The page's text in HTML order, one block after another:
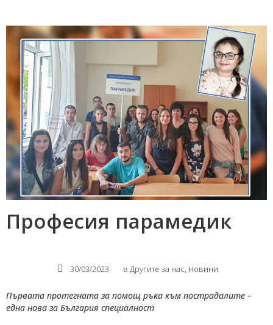
Професия парамедик
30/03/2023 в Другите за нас, Новини
Първата протегната за помощ ръка към пострадалите –
една нова за България специалност